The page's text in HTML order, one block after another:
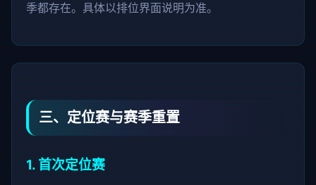
季都存在。具体以排位界面说明为准。
三、定位赛与赛季重置
1. 首次定位赛